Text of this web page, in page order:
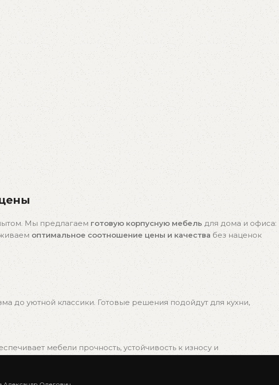
Мы предлагаемготовую корпусную мебельдля дома и офиса:
оптимальное соотношение цены и качества без наценок
до уютной классики. Готовые решения подойдут для кухни,
мебели прочность, устойчивость к износу и